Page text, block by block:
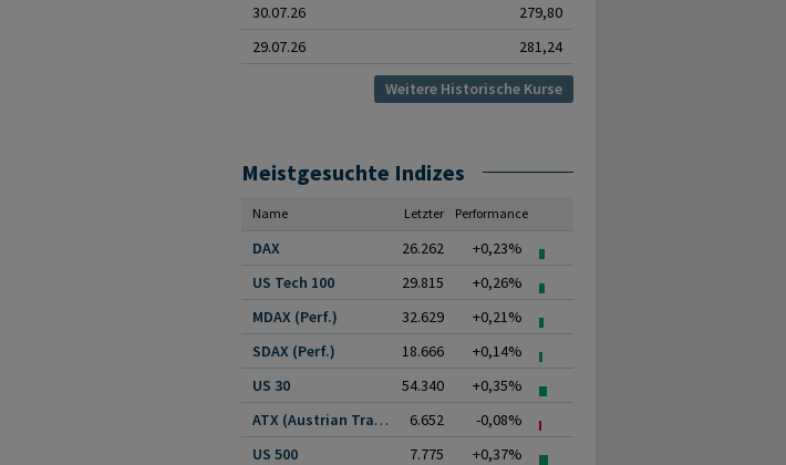
30.07.26
279,80
29.07.26
281,24
Weitere Historische Kurse
Meistgesuchte Indizes
Name Letzter Performance
DAX 26.262
+0,23%
US Tech 100
29.815
+0,26%
MDAX (Perf.)
32.629
+0,21%
SDAX (Perf.)
18.666
+0,14%
US 30
54.340
+0,35%
ATX (Austrian Traded.
6.652
-0,08%
US 500
7.775
+0,37%